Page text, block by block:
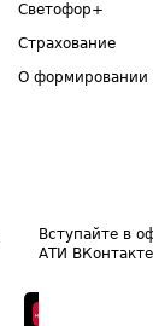
Светофор+
Страхование
О формировании
Вступайте в
АТИ ВКонтакте